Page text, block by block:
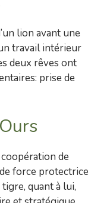
lion avant une
travail intérieur
deux rêves ont
prise de
de
force protectrice
quant à lui,